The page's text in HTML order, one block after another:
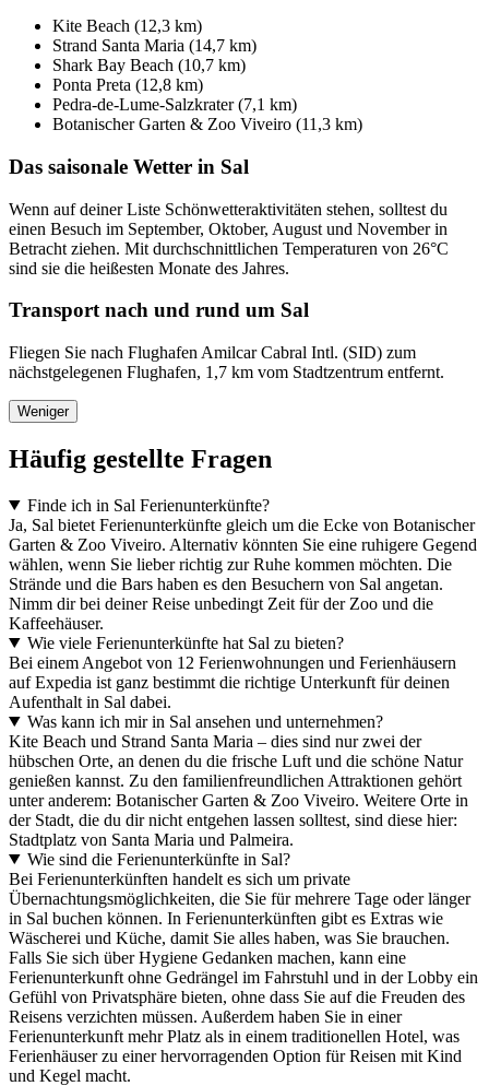
Kite Beach (12,3 km)
Strand Santa Maria (14,7 km)
Shark Bay Beach (10,7 km)
Ponta Preta (12,8 km)
Pedra-de-Lume-Salzkrater (7,1 km)
Botanischer Garten & Zoo Viveiro (11,3 km)
Das saisonale Wetter in Sal
Wenn auf deiner Liste Schönwetteraktivitäten stehen, solltest du
einen Besuch im September, Oktober, August und November in
Betracht ziehen. Mit durchschnittlichen Temperaturen von 26°C
sind sie die heißesten Monate des Jahres.
Transport nach und rund um Sal
Fliegen Sie nach Flughafen Amilcar Cabral Intl. (SID) zum
nächstgelegenen Flughafen, 1,7 km vom Stadtzentrum entfernt.
Weniger
Häufig gestellte Fragen
Finde ich in Sal Ferienunterkünfte?
Ja, Sal bietet Ferienunterkünfte gleich um die Ecke von Botanischer
Garten & Zoo Viveiro. Alternativ könnten Sie eine ruhigere Gegend
wählen, wenn Sie lieber richtig zur Ruhe kommen möchten. Die
Strände und die Bars haben es den Besuchern von Sal angetan.
Nimm dir bei deiner Reise unbedingt Zeit für der Zoo und die
Kaffeehäuser.
Wie viele Ferienunterkünfte hat Sal zu bieten?
Bei einem Angebot von 12 Ferienwohnungen und Ferienhäusern
auf Expedia ist ganz bestimmt die richtige Unterkunft für deinen
Aufenthalt in Sal dabei.
Was kann ich mir in Sal ansehen und unternehmen?
Kite Beach und Strand Santa Maria – dies sind nur zwei der
hübschen Orte, an denen du die frische Luft und die schöne Natur
genießen kannst. Zu den familienfreundlichen Attraktionen gehört
unter anderem: Botanischer Garten & Zoo Viveiro. Weitere Orte in
der Stadt, die du dir nicht entgehen lassen solltest, sind diese hier:
Stadtplatz von Santa Maria und Palmeira.
Wie sind die Ferienunterkünfte in Sal?
Bei Ferienunterkünften handelt es sich um private
Übernachtungsmöglichkeiten, die Sie für mehrere Tage oder länger
in Sal buchen können. In Ferienunterkünften gibt es Extras wie
Wäscherei und Küche, damit Sie alles haben, was Sie brauchen.
Falls Sie sich über Hygiene Gedanken machen, kann eine
Ferienunterkunft ohne Gedrängel im Fahrstuhl und in der Lobby ein
Gefühl von Privatsphäre bieten, ohne dass Sie auf die Freuden des
Reisens verzichten müssen. Außerdem haben Sie in einer
Ferienunterkunft mehr Platz als in einem traditionellen Hotel, was
Ferienhäuser zu einer hervorragenden Option für Reisen mit Kind
und Kegel macht.